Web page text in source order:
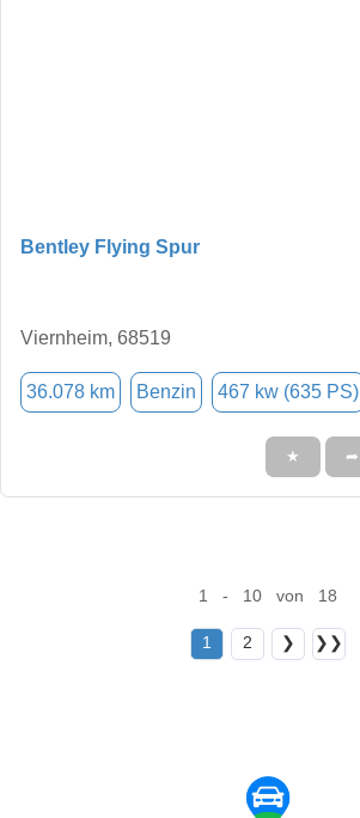
Bentley Flying Spur
Viernheim, 68519
36.078 km Benzin 467 kw (635 PS)
★ ➦
1 - 10 von 18
1 2 ❯ ❯❯